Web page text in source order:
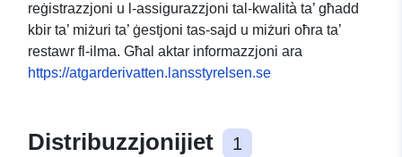
reġistrazzjoni u l-assigurazzjoni tal-kwalità ta’ għadd
kbir ta’ miżuri ta’ ġestjoni tas-sajd u miżuri oħra ta’
restawr fl-ilma. Għal aktar informazzjoni ara
https://atgarderivatten.lansstyrelsen.se
Distribuzzjonijiet 1